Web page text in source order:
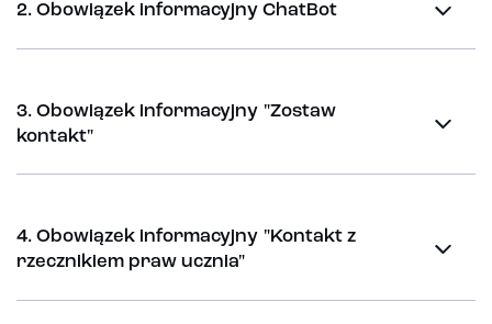
2. Obowiązek informacyjny ChatBot
3. Obowiązek informacyjny "Zostaw
kontakt"
4. Obowiązek informacyjny "Kontakt z
rzecznikiem praw ucznia"